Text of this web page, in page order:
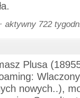
· aktywny 722
Plusa
nowych..),